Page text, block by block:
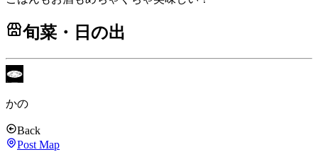
旬菜・日の出
かの
Back
Post Map